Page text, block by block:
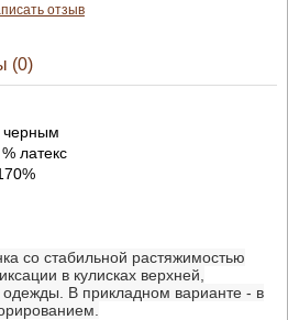
отзыв
(0)
черным
латекс
со стабильной растяжимостью
в кулисках верхней,
В прикладном варианте - в